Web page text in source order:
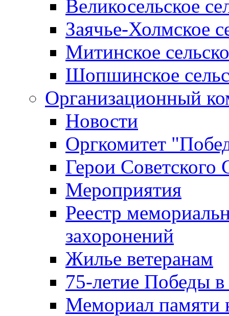
Великосельское
Заячье-Холмское
Митинское
Шопшинское
Организационный
Новости
Оргкомитет
Герои Советского
Мероприятия
Реестр
захоронений
Жилье ветеранам
75-летие Победы
Мемориал памяти